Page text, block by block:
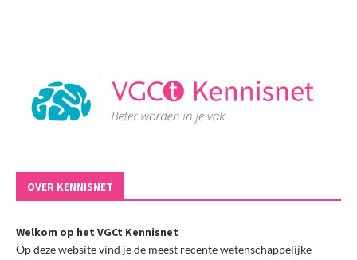
OVER KENNISNET
Welkom op het VGCt Kennisnet
Op deze website vind je de meest recente wetenschappelijke